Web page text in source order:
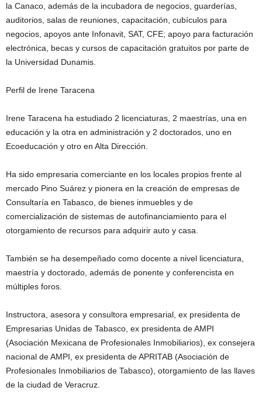
la Canaco, además de la incubadora de negocios, guarderías,
auditorios, salas de reuniones, capacitación, cubículos para
negocios, apoyos ante Infonavit, SAT, CFE; apoyo para facturación
electrónica, becas y cursos de capacitación gratuitos por parte de
la Universidad Dunamis.
Perfil de Irene Taracena
Irene Taracena ha estudiado 2 licenciaturas, 2 maestrías, una en
educación y la otra en administración y 2 doctorados, uno en
Ecoeducación y otro en Alta Dirección.
Ha sido empresaria comerciante en los locales propios frente al
mercado Pino Suárez y pionera en la creación de empresas de
Consultaría en Tabasco, de bienes inmuebles y de
comercialización de sistemas de autofinanciamiento para el
otorgamiento de recursos para adquirir auto y casa.
También se ha desempeñado como docente a nivel licenciatura,
maestría y doctorado, además de ponente y conferencista en
múltiples foros.
Instructora, asesora y consultora empresarial, ex presidenta de
Empresarias Unidas de Tabasco, ex presidenta de AMPI
(Asociación Mexicana de Profesionales Inmobiliarios), ex consejera
nacional de AMPI, ex presidenta de APRITAB (Asociación de
Profesionales Inmobiliarios de Tabasco), otorgamiento de las llaves
de la ciudad de Veracruz.